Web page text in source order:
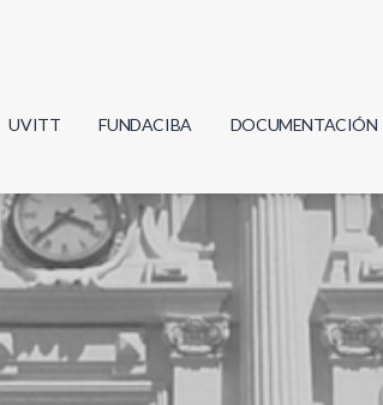
UVITT FUNDACIBA DOCUMENTACIÓN
Actas
Reglamentos
Documentos